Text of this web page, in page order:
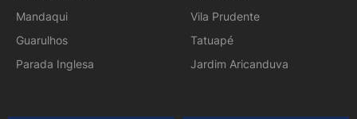
Mandaqui
Guarulhos
Parada Inglesa
Vila Prudente
Tatuapé
Jardim Aricanduva